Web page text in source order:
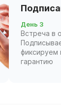
День 3
Встреча в
фиксируем
гарантию